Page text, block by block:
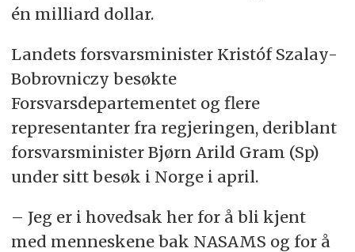
én milliard dollar.
Landets forsvarsminister Kristóf Szalay-
Bobrovniczy besøkte
Forsvarsdepartementet og flere
representanter fra regjeringen, deriblant
forsvarsminister Bjørn Arild Gram (Sp)
under sitt besøk i Norge i april.
– Jeg er i hovedsak her for å bli kjent
med menneskene bak NASAMS og for å